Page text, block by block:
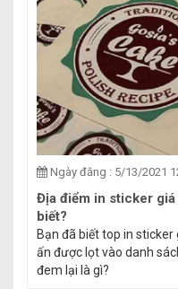
Ngày đăng : 5/13/2021
Địa điểm in sticker giá
biết?
Bạn đã biết top in sticker
ấn được lọt vào danh
đem lại là gì?